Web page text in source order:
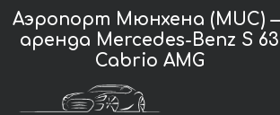
Аэропорт Мюнхена (MUC)
аренда Mercedes-Benz S 63
Cabrio AMG